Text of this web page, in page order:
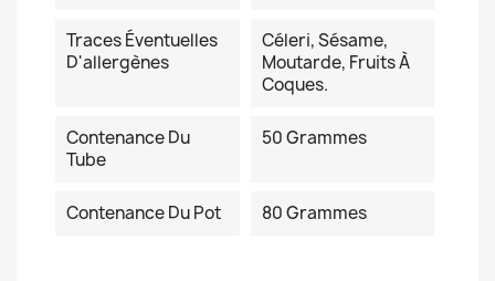
Traces Éventuelles
D'allergènes
Céleri, Sésame,
Moutarde, Fruits À
Coques.
Contenance Du
Tube
50 Grammes
Contenance Du Pot 80 Grammes